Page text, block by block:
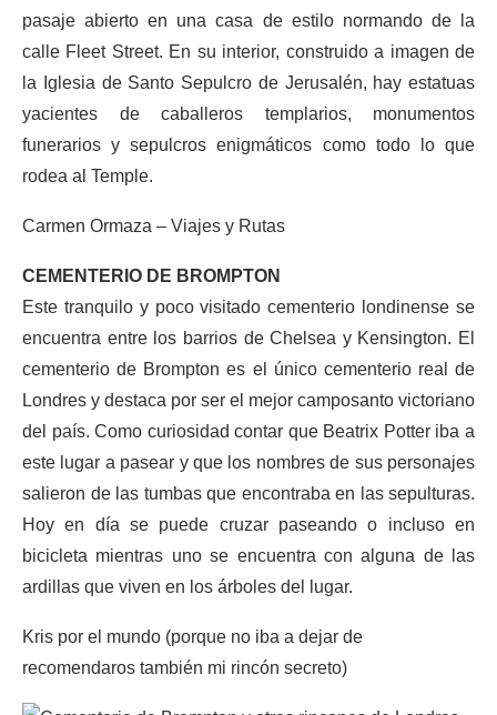
pasaje abierto en una casa de estilo normando de la
calle Fleet Street. En su interior, construido a imagen de
la Iglesia de Santo Sepulcro de Jerusalén, hay estatuas
yacientes de caballeros templarios, monumentos
funerarios y sepulcros enigmáticos como todo lo que
rodea al Temple.
Carmen Ormaza – Viajes y Rutas
CEMENTERIO DE BROMPTON
Este tranquilo y poco visitado cementerio londinense se
encuentra entre los barrios de Chelsea y Kensington. El
cementerio de Brompton es el único cementerio real de
Londres y destaca por ser el mejor camposanto victoriano
del país. Como curiosidad contar que Beatrix Potter iba a
este lugar a pasear y que los nombres de sus personajes
salieron de las tumbas que encontraba en las sepulturas.
Hoy en día se puede cruzar paseando o incluso en
bicicleta mientras uno se encuentra con alguna de las
ardillas que viven en los árboles del lugar.
Kris por el mundo (porque no iba a dejar de
recomendaros también mi rincón secreto)